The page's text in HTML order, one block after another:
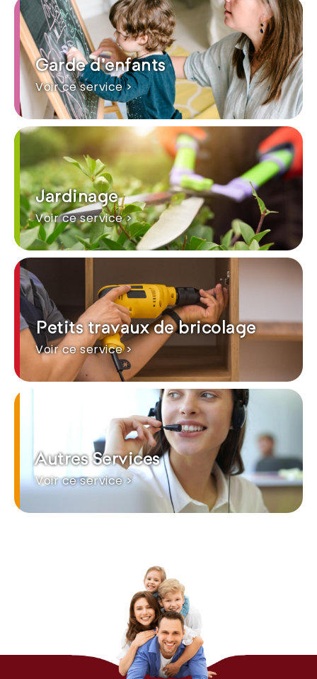
Garde d'enfants
Voir ce service >
Jardinage
Voir ce service >
Petits travaux de bricolage
Voir ce service >
Autres Services
Voir ce service >